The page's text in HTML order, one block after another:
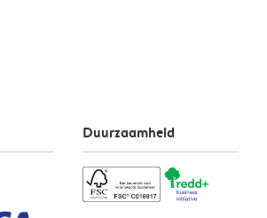
Duurzaamheid